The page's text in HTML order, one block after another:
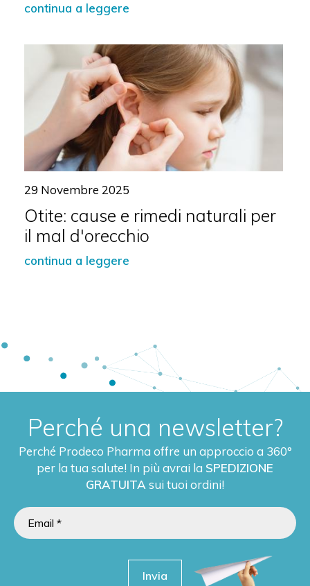
continua a leggere
29 Novembre 2025
Otite: cause e rimedi naturali per
il mal d'orecchio
continua a leggere
Perché una newsletter?
Perché Prodeco Pharma offre un approccio a 360°
per la tua salute! In più avrai la SPEDIZIONE
GRATUITAsui tuoi ordini!
Invia